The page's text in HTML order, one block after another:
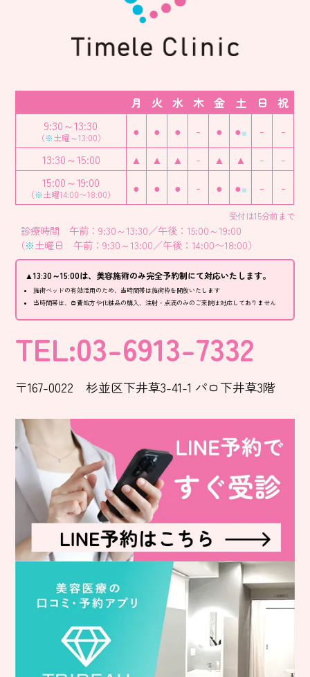
月 火 水 木 金 土 日
祝
9:30～13:30
（※土曜～13:00） ● ● ● - ● ●※ -
-
13:30～15:00
▲ ▲ ▲ - ▲ ▲ -
-
15:00～19:00
（※土曜14:00〜18:00） ● ● ● - ● ●※ - -
受付は15分前まで
診療時間 午前：9:30～13:30／午後：15:00～19:00
（※土曜日 午前：9:30～13:00／午後：14:00〜18:00）
▲13:30～15:00は、美容施術のみ完全予約制にて対応いたします。
施術ベッドの有効活用のため、当時間帯は施術枠を開放いたします
当時間帯は、自費処方や化粧品の購入、注射・点滴のみのご来院は対応しておりません
TEL:03-6913-7332
〒167-0022 杉並区下井草3-41-1 パロ下井草3階